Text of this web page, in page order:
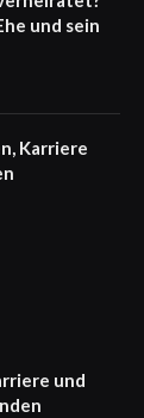
und sein
Karriere
und